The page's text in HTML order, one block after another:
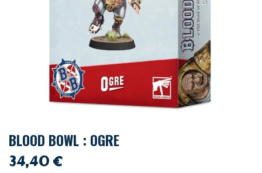
BLOOD BOWL : OGRE
34,40€